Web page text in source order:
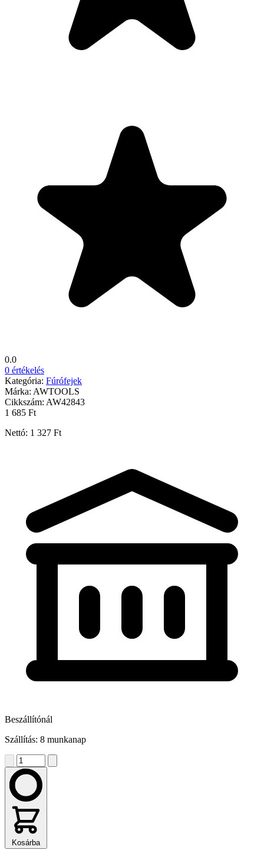
0.0
0 értékelés
Kategória: Fúrófejek
Márka: AWTOOLS
Cikkszám: AW42843
1 685 Ft
Nettó: 1 327 Ft
Beszállítónál
Szállítás: 8 munkanap
Kosárba